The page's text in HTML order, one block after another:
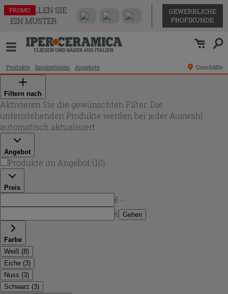
BESTELLEN SIE
EIN MUSTER
GEWERBLICHE
PROFIKUNDE
Produkte Inspirationen Angebote Geschäfte
Filtern nach
Aktivieren Sie die gewünschten Filter. Die
untenstehenden Produkte werden bei jeder Auswahl
automatisch aktualisiert.
Angebot
Produkte im Angebot (10)
Preis
€ -
€ Gehen
Farbe
Weiß (8)
Eiche (3)
Nuss (3)
Schwarz (3)
PROMO
PROMO
PROMO
PROMO
PROMO
PROMO
PROMO
PROMO
PROMO
PROMO